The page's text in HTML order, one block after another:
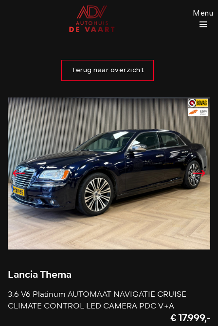
Menu
Terug naar overzicht
Lancia Thema
3.6 V6 Platinum AUTOMAAT NAVIGATIE CRUISE
CLIMATE CONTROL LED CAMERA PDC V+A
€ 17.999,-